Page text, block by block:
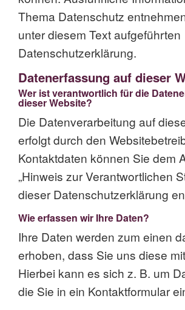
Thema Datenschutz
unter diesem Text aufgeführten
Datenschutzerklärung.
Datenerfassung auf dieser
Wer ist verantwortlich für die
dieser Website?
Die Datenverarbeitung auf
erfolgt durch den
Kontaktdaten können Sie dem
„Hinweis zur Verantwortlichen
dieser Datenschutzerklärung
Wie erfassen wir Ihre Daten?
Ihre Daten werden zum einen
erhoben, dass Sie uns diese
Hierbei kann es sich z. B. um
die Sie in ein Kontaktformular